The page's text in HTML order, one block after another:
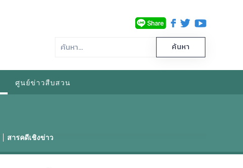
ศูนย์ข่าวสืบสวน
สารคดีเชิงข่าว